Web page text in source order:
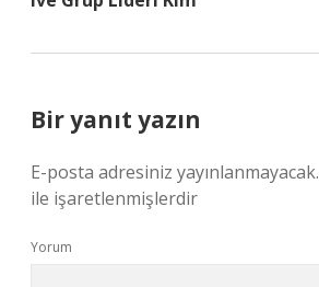
Bir yanıt yazın
E-posta adresiniz yayınlanmayacak.
ile işaretlenmişlerdir
Yorum